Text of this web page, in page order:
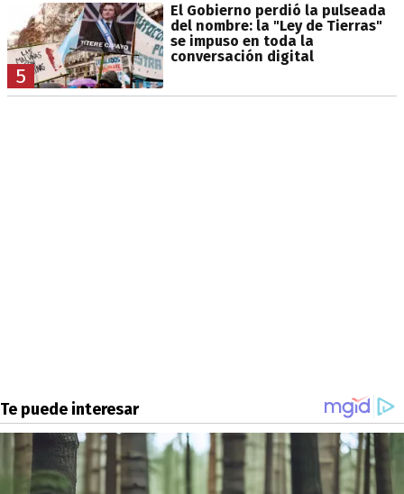
5
El Gobierno perdió la pulseada
del nombre: la "Ley de Tierras"
se impuso en toda la
conversación digital